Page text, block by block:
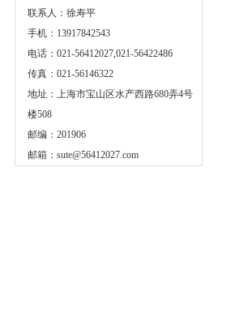
联系人：徐寿平
手机：13917842543
电话：021-56412027,021-56422486
传真：021-56146322
地址：上海市宝山区水产西路680弄4号
楼508
邮编：201906
邮箱： sute@56412027.com